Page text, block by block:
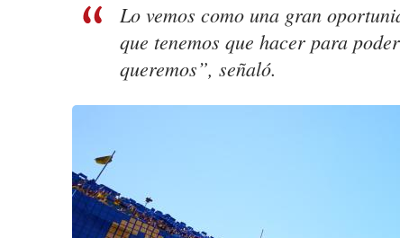
Lo vemos como una gran
que tenemos que hacer para
queremos”, señaló.